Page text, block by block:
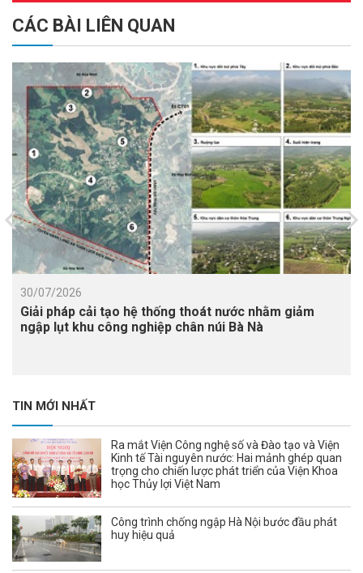
CÁC BÀI LIÊN QUAN
30/07/2026
Giải pháp cải tạo hệ thống thoát nước nhằm giảm
ngập lụt khu công nghiệp chân núi Bà Nà
TIN MỚI NHẤT
Ra mắt Viện Công nghệ số và Đào tạo và Viện
Kinh tế Tài nguyên nước: Hai mảnh ghép quan
trọng cho chiến lược phát triển của Viện Khoa
học Thủy lợi Việt Nam
Công trình chống ngập Hà Nội bước đầu phát
huy hiệu quả